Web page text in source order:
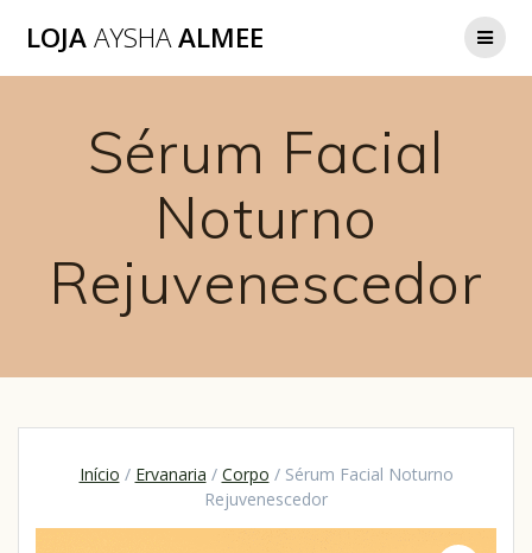
LOJAAYSHAALMEE
Sérum Facial
Noturno
Rejuvenescedor
Início / Ervanaria / Corpo / Sérum Facial Noturno
Rejuvenescedor